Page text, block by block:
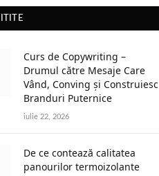
Curs de Copywriting –
Drumul către Mesaje Care
Vând, Conving și Construiesc
Branduri Puternice
iulie 22, 2026
De ce contează calitatea
panourilor termoizolante